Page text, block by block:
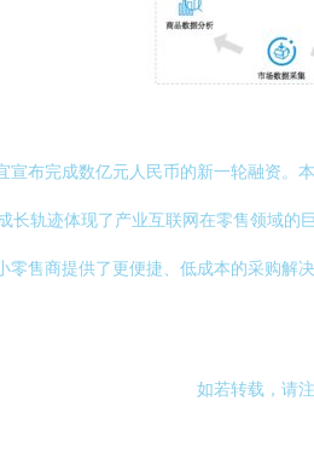
宣布完成数亿元人民币的新一轮融资。
长轨迹体现了产业互联网在零售领域
售商提供了更便捷、低成本的采购解
如若转载，请